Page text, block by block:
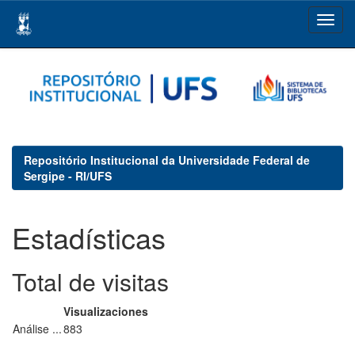
navigation
Repositório Institucional da Universidade Federal de
Sergipe - RI/UFS
Estadísticas
Total de visitas
Visualizaciones
Análise ...883